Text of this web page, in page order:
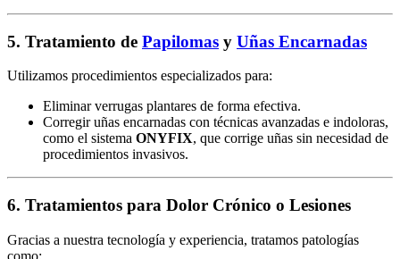
5. Tratamiento de Papilomas y Uñas Encarnadas
Utilizamos procedimientos especializados para:
Eliminar verrugas plantares de forma efectiva.
Corregir uñas encarnadas con técnicas avanzadas e indoloras,
como el sistema ONYFIX, que corrige uñas sin necesidad de
procedimientos invasivos.
6. Tratamientos para Dolor Crónico o Lesiones
Gracias a nuestra tecnología y experiencia, tratamos patologías
como: